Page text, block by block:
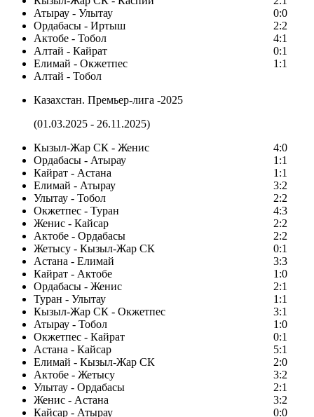
Атырау - Улытау
0:0
Ордабасы - Иртыш
2:2
Актобе - Тобол
4:1
Алтай - Кайрат
0:1
Елимай - Окжетпес
1:1
Алтай - Тобол
Казахстан. Премьер-лига -2025
(01.03.2025 - 26.11.2025)
Кызыл-Жар СК - Женис
4:0
Ордабасы - Атырау
1:1
Кайрат - Астана
1:1
Елимай - Атырау
3:2
Улытау - Тобол
2:2
Окжетпес - Туран
4:3
Женис - Кайсар
2:2
Актобе - Ордабасы
2:2
Жетысу - Кызыл-Жар СК
0:1
Астана - Елимай
3:3
Кайрат - Актобе
1:0
Ордабасы - Женис
2:1
Туран - Улытау
1:1
Кызыл-Жар СК - Окжетпес
3:1
Атырау - Тобол
1:0
Окжетпес - Кайрат
0:1
Астана - Кайсар
5:1
Елимай - Кызыл-Жар СК
2:0
Актобе - Жетысу
3:2
Улытау - Ордабасы
2:1
Женис - Астана
3:2
Кайсар - Атырау
0:0